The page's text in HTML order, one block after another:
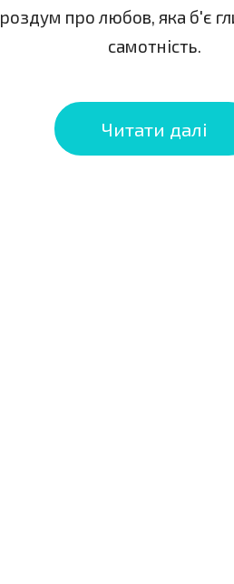
роздум про любов, яка б'є
самотність.
Читати далі